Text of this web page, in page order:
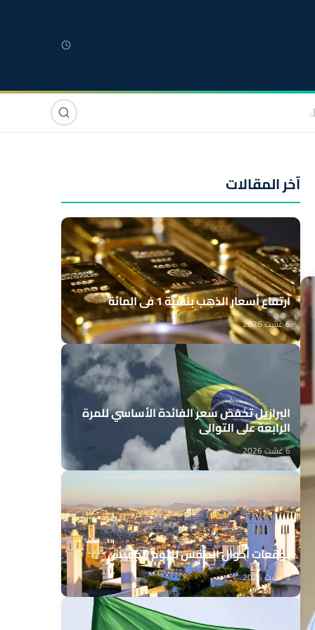
صوت وصورة
آخر المقالات
ارتفاع أسعار الذهب بنسبة 1 في المائة
6 غشت 2026
البرازيل تخفض سعر الفائدة الأساسي للمرة
الرابعة على التوالي
6 غشت 2026
توقعات أحوال الطقس لليوم الخميس
6 غشت 2026